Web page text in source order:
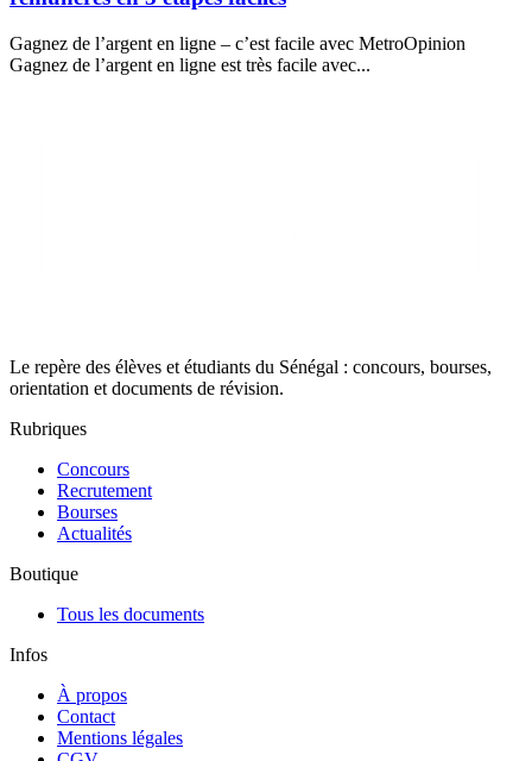
Gagnez de l’argent en ligne – c’est facile avec MetroOpinion
Gagnez de l’argent en ligne est très facile avec...
Le repère des élèves et étudiants du Sénégal : concours, bourses,
orientation et documents de révision.
Rubriques
Concours
Recrutement
Bourses
Actualités
Boutique
Tous les documents
Infos
À propos
Contact
Mentions légales